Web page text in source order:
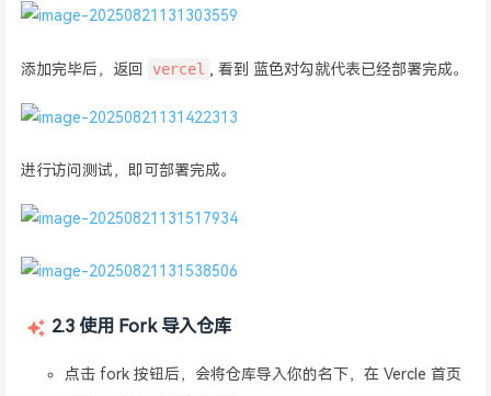
添加完毕后，返回 vercel , 看到 蓝色对勾就代表已经部署完成。
进行访问测试，即可部署完成。
2.3 使用 Fork 导入仓库
点击 fork 按钮后，会将仓库导入你的名下，在 Vercle 首页